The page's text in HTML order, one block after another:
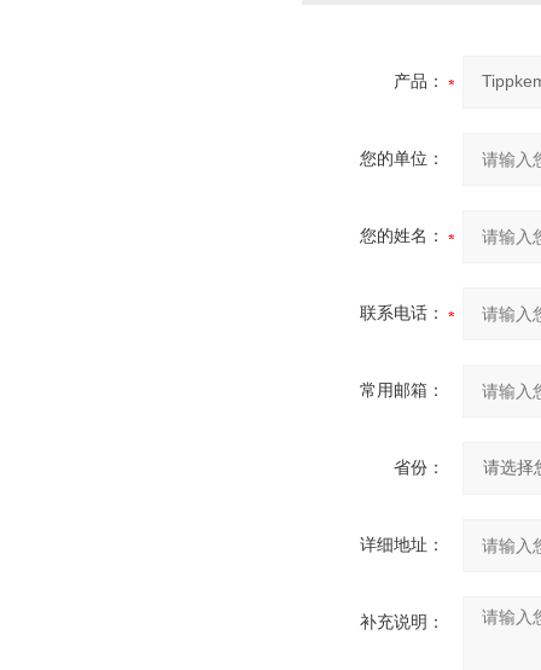
产品：
您的单位：
您的姓名：
联系电话：
常用邮箱：
省份：
详细地址：
补充说明：